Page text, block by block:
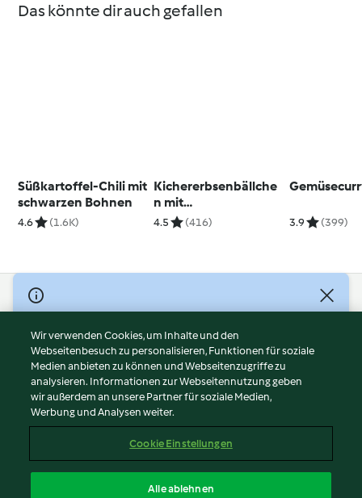
Das könnte dir auch gefallen
Süßkartoffel-Chili mit
schwarzen Bohnen
4.6 (1.6K)
Kichererbsenbällche
n mit
Süßkartoffelpüree
4.5 (416) 3.9 (399)
© Copyright 2026
Nutzungsbedingungen
Datenschutzrichtlinien
Disclaimer
Impressum
Cookies
Abo kündigen
Wir verwenden Cookies, um Inhalte und den
Webseitenbesuch zu personalisieren, Funktionen für soziale
Medien anbieten zu können und Webseitenzugriffe zu
analysieren. Informationen zur Webseitennutzung geben
wir außerdem an unsere Partner für soziale Medien,
Werbung und Analysen weiter.
Cookie Einstellungen
Alle ablehnen